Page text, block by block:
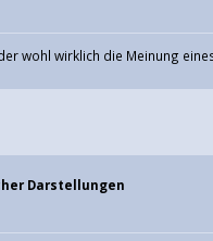
wohl wirklich die Meinung
Darstellungen